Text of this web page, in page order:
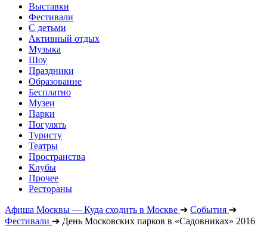
Выставки
Фестивали
С детьми
Активный отдых
Музыка
Шоу
Праздники
Образование
Бесплатно
Музеи
Парки
Погулять
Туристу
Театры
Пространства
Клубы
Прочее
Рестораны
Афиша Москвы — Куда сходить в Москве ➔ События ➔
Фестивали ➔ День Московских парков в «Садовниках» 2016